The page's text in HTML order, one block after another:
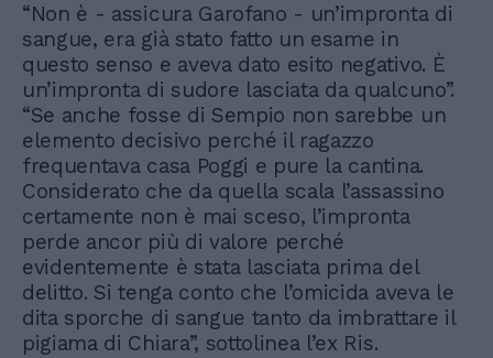
“Non è - assicura Garofano - un’impronta di
sangue, era già stato fatto un esame in
questo senso e aveva dato esito negativo. È
un’impronta di sudore lasciata da qualcuno”.
“Se anche fosse di Sempio non sarebbe un
elemento decisivo perché il ragazzo
frequentava casa Poggi e pure la cantina.
Considerato che da quella scala l’assassino
certamente non è mai sceso, l’impronta
perde ancor più di valore perché
evidentemente è stata lasciata prima del
delitto. Si tenga conto che l’omicida aveva le
dita sporche di sangue tanto da imbrattare il
pigiama di Chiara”, sottolinea l’ex Ris.